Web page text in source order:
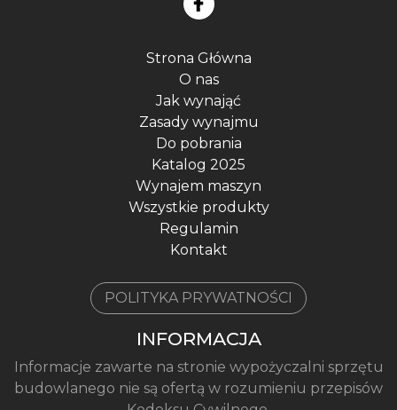
Strona Główna
O nas
Jak wynająć
Zasady wynajmu
Do pobrania
Katalog 2025
Wynajem maszyn
Wszystkie produkty
Regulamin
Kontakt
POLITYKA PRYWATNOŚCI
INFORMACJA
Informacje zawarte na stronie wypożyczalni sprzętu
budowlanego nie są ofertą w rozumieniu przepisów